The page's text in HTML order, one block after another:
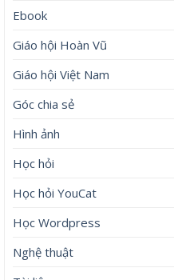
Ebook
Giáo hội Hoàn Vũ
Giáo hội Việt Nam
Góc chia sẻ
Hình ảnh
Học hỏi
Học hỏi YouCat
Học Wordpress
Nghệ thuật